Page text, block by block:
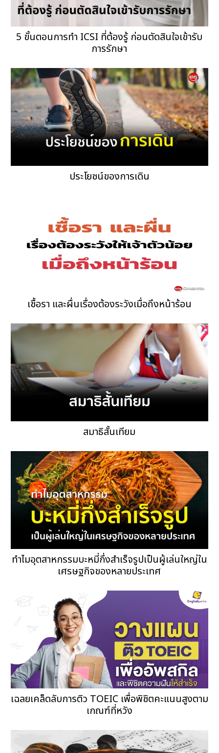
5 ขั้นตอนการทำ ICSI ที่ต้องรู้ ก่อนตัดสินใจเข้ารับ
การรักษา
ประโยชน์ของการเดิน
เชื้อรา และผื่นเรื่องต้องระวังเมื่อถึงหน้าร้อน
สมาธิสั้นเทียม
ทำไมอุตสาหกรรมบะหมี่กึ่งสำเร็จรูปเป็นผู้เล่นใหญ่ใน
เศรษฐกิจของหลายประเทศ
เฉลยเคล็ดลับการติว TOEIC เพื่อพิชิตคะแนนสูงตาม
เกณฑ์ที่หวัง